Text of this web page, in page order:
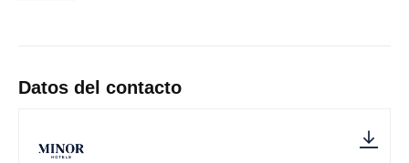
Datos del contacto